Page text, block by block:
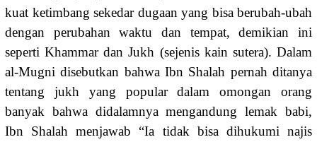
kuat ketimbang sekedar dugaan yang bisa berubah-ubah
dengan perubahan waktu dan tempat, demikian ini
seperti Khammar dan Jukh (sejenis kain sutera). Dalam
al-Mugni disebutkan bahwa Ibn Shalah pernah ditanya
tentang jukh yang popular dalam omongan orang
banyak bahwa didalamnya mengandung lemak babi,
Ibn Shalah menjawab “Ia tidak bisa dihukumi najis